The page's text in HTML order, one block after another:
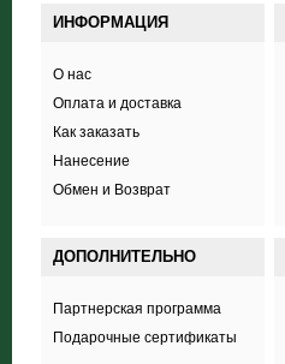
ИНФОРМАЦИЯ
О нас
Оплата и доставка
Как заказать
Нанесение
Обмен и Возврат
ДОПОЛНИТЕЛЬНО
Партнерская программа
Подарочные сертификаты